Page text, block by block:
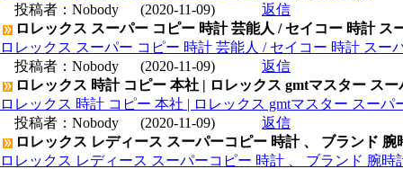
投稿者： Nobody (2020-11-09)
返信
ロレックス スーパー コピー 時計 芸能人 / セイコー 時計 ス
ロレックス スーパー コピー 時計 芸能人 / セイコー 時計 スー
投稿者： Nobody (2020-11-09)
返信
ロレックス 時計 コピー 本社 | ロレックス gmtマスター ス
ロレックス 時計 コピー 本社 | ロレックス gmtマスター スーパ
投稿者： Nobody (2020-11-09)
返信
ロレックス レディース スーパーコピー 時計 、 ブランド
ロレックス レディース スーパーコピー 時計 、 ブランド 腕時